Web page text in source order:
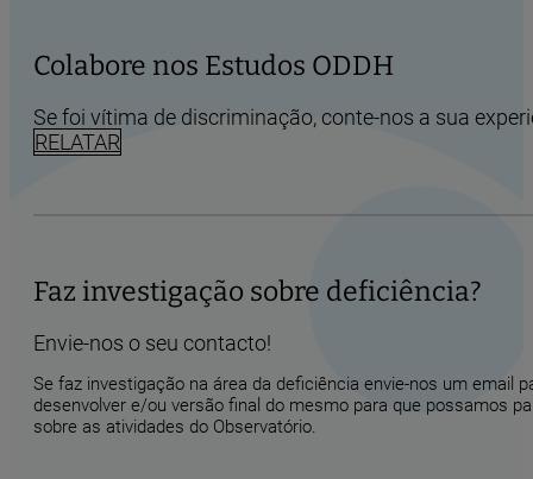
Colabore nos Estudos ODDH
Se foi vítima de discriminação, conte-nos a sua
RELATAR
Faz investigação sobre deficiência?
Envie-nos o seu contacto!
Se faz investigação na área da deficiência envie-nos um
desenvolver e/ou versão final do mesmo para que possamos
sobre as atividades do Observatório.